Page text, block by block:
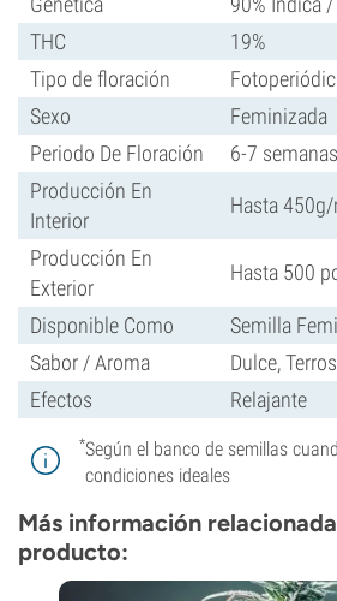
THC
19%
Tipo de floración
Sexo
Feminizada
Periodo De Floración
6-7 semanas
Producción En
Interior
Hasta 450g/
Producción En
Exterior
Hasta 500
Disponible Como
Semilla
Sabor / Aroma
Dulce,
Efectos
Relajante
*Según el banco de semillas
condiciones ideales
Más información
producto: